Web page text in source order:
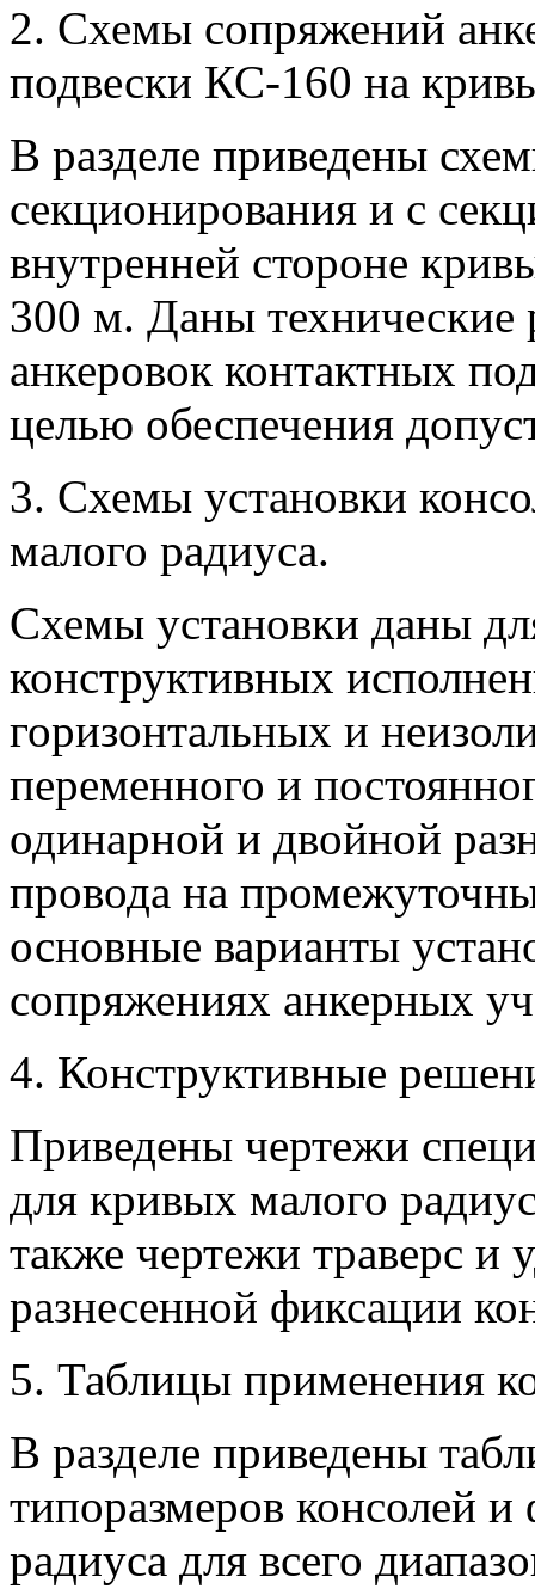
2. Схемы сопряжений
подвески КС-160 на
В разделе приведены
секционирования и с
внутренней стороне
300 м. Даны технические
анкеровок контактных
целью обеспечения
3. Схемы установки
малого радиуса.
Схемы установки даны
конструктивных
горизонтальных и
переменного и
одинарной и двойной
провода на
основные варианты
сопряжениях анкерных
4. Конструктивные
Приведены чертежи
для кривых малого
также чертежи траверс и
разнесенной фиксации
5. Таблицы применения
В разделе приведены
типоразмеров консолей
радиуса для всего